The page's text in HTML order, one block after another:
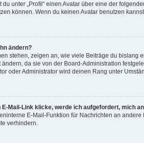
unter „Profil“ einen Avatar über eine der
können. Wenn du keinen Avatar benutzen
ändern?
stehen, zeigen an, wie viele Beiträge du
da sie von der Board-Administration
oder Administrator wird deinen Rang unter
Mail-Link klicke, werde ich aufgefordert, mich
E-Mail-Funktion für Nachrichten an
verhindern.